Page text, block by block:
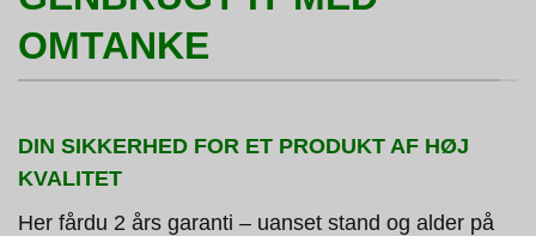
OMTANKE
DIN SIKKERHED FOR ET PRODUKT AF HØJ
KVALITET
Her fårdu 2 års garanti – uanset stand og alder på